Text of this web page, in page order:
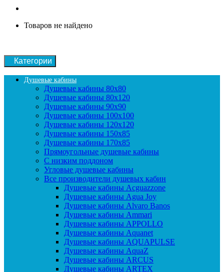
Товаров не найдено
Категории
Душевые кабины
Душевые кабины 80x80
Душевые кабины 80x120
Душевые кабины 90х90
Душевые кабины 100x100
Душевые кабины 120x120
Душевые кабины 150x85
Душевые кабины 170x85
Прямоугольные душевые кабины
С низким поддоном
Угловые душевые кабины
Все производители душевых кабин
Душевые кабины Acguazzone
Душевые кабины Agua Joy
Душевые кабины Alvaro Banos
Душевые кабины Ammari
Душевые кабины APPOLLO
Душевые кабины Aquanet
Душевые кабины AQUAPULSE
Душевые кабины AquaZ
Душевые кабины ARCUS
Душевые кабины ARTEX